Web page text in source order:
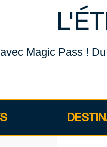
Magic Pass !